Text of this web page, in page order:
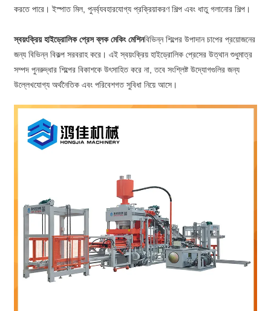
করতে পারে। ইস্পাত মিল, পুনর্ব্যবহারযোগ্য প্রক্রিয়াকরণ শিল্প এবং ধাতু গলানোর শিল্প।
স্বয়ংক্রিয় হাইড্রোলিক প্রেস ব্লক মেকিং মেশিনবিভিন্ন শিল্পের উপাদান চাপের প্রয়োজনের
জন্য বিভিন্ন বিকল্প সরবরাহ করে। এই স্বয়ংক্রিয় হাইড্রোলিক প্রেসের উত্থান শুধুমাত্র
সম্পদ পুনরুদ্ধার শিল্পের বিকাশকে উৎসাহিত করে না, তবে সংশ্লিষ্ট উদ্যোগগুলির জন্য
উল্লেখযোগ্য অর্থনৈতিক এবং পরিবেশগত সুবিধা নিয়ে আসে।